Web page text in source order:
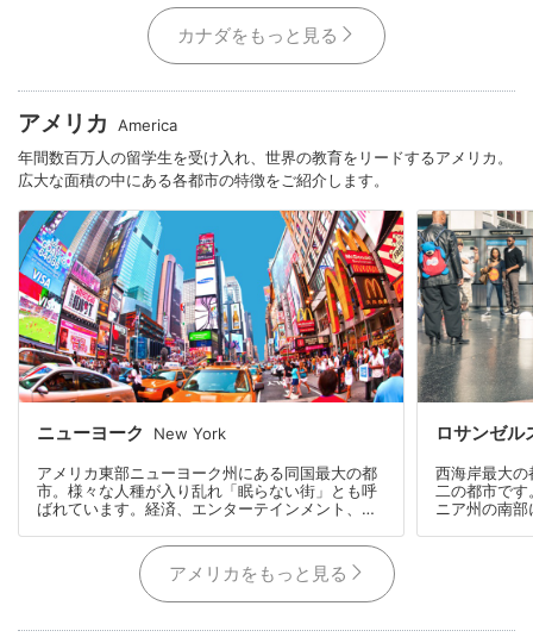
カナダをもっと見る
アメリカ
America
年間数百万人の留学生を受け入れ、世界の教育をリードするアメリカ。
広大な面積の中にある各都市の特徴をご紹介します。
ニューヨーク New York
アメリカ東部ニューヨーク州にある同国最大の都
市。様々な人種が入り乱れ「眠らない街」とも呼
ばれています。経済、エンターテインメント、
み出し、一度は訪れてみたい場所として毎年観光
客数を伸ばしています。5つの行政区からなるニ
ューヨークの中でも中心地であるマンハッタン
は、南北に走るAvenueと東西に走るStreetが交
ロサンゼル
西海岸最大
二の都市で
ニア州の南
アメリカをもっと見る